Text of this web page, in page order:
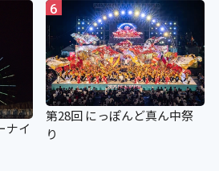
ナイ
6
第28回 にっぽんど真ん中祭
り